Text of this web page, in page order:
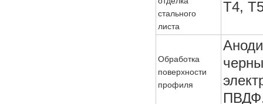
стального
листа
T4,
Обработка
поверхности
профиля